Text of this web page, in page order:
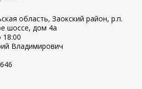
область, Заокский район, р.п.
шоссе, дом 4а
18:00
Владимирович